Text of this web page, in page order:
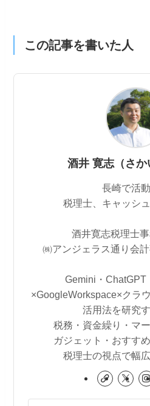
この記事を書いた人
酒井 寛志（さか
長崎で活
税理士、キャッシ
酒井寛志税理士
㈱アンジェラス通り会
Gemini・ChatGPT
×GoogleWorkspace×クラ
活用法を研究す
税務・資金繰り・マ
ガジェット・おすす
税理士の視点で幅